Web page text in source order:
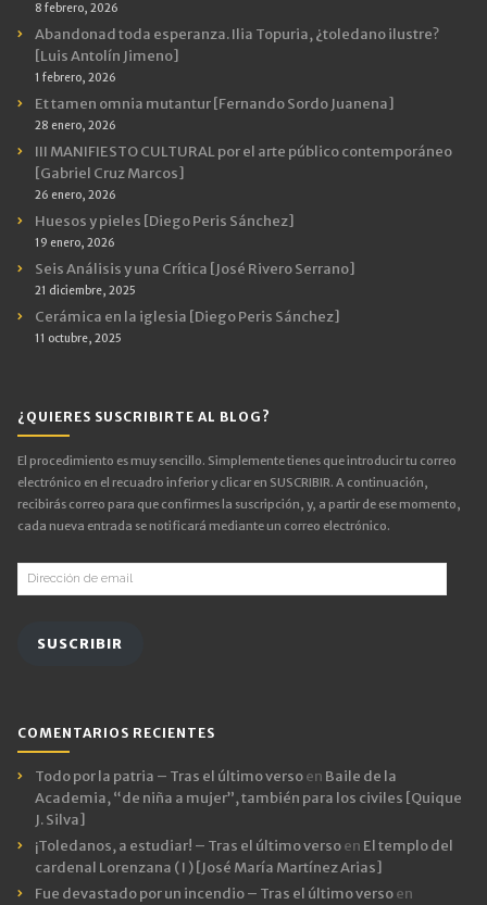
8 febrero, 2026
Abandonad toda esperanza. Ilia Topuria, ¿toledano ilustre?
[Luis Antolín Jimeno]
1 febrero, 2026
Et tamen omnia mutantur [Fernando Sordo Juanena]
28 enero, 2026
III MANIFIESTO CULTURAL por el arte público contemporáneo
[Gabriel Cruz Marcos]
26 enero, 2026
Huesos y pieles [Diego Peris Sánchez]
19 enero, 2026
Seis Análisis y una Crítica [José Rivero Serrano]
21 diciembre, 2025
Cerámica en la iglesia [Diego Peris Sánchez]
11 octubre, 2025
¿QUIERES SUSCRIBIRTE AL BLOG?
El procedimiento es muy sencillo. Simplemente tienes que introducir tu correo
electrónico en el recuadro inferior y clicar en SUSCRIBIR. A continuación,
recibirás correo para que confirmes la suscripción, y, a partir de ese momento,
cada nueva entrada se notificará mediante un correo electrónico.
Dirección
de
SUSCRIBIR
COMENTARIOS RECIENTES
Todo por la patria – Tras el último versoen Baile de la
Academia, “de niña a mujer”, también para los civiles [Quique
J. Silva]
¡Toledanos, a estudiar! – Tras el último versoen El templo del
cardenal Lorenzana ( I ) [José María Martínez Arias]
Fue devastado por un incendio – Tras el último versoen